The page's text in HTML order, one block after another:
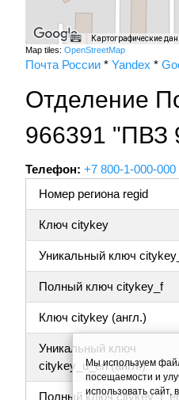
Картографические
Map tiles: OpenStreetMap
Почта России * Yandex *
Отделение
966391 "ПВЗ
Телефон: +7 800-1-000-000
Номер региона regid
Ключ citykey
Уникальный ключ
Полный ключ citykey_f
Ключ citykey (англ.)
Уникальный ключ
citykey_u_en (англ.)
Полный ключ
Мы используем
посещаемости и
использовать сайт,